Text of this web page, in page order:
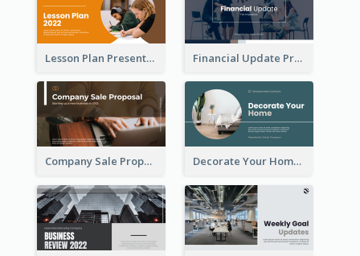
Lesson Plan Presentation Financial Update Presentation
Company Sale Proposal Decorate Your Home Presentation